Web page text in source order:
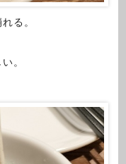
る。
。